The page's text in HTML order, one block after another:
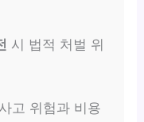
시 법적 처벌 위
고 위험과 비용